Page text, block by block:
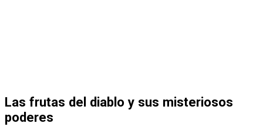
Las frutas del diablo y sus misteriosos
poderes